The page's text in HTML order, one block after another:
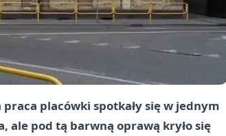
placówki spotkały się w jednym
ale pod tą barwną oprawą kryło się